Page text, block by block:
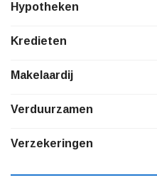
Hypotheken
Kredieten
Makelaardij
Verduurzamen
Verzekeringen